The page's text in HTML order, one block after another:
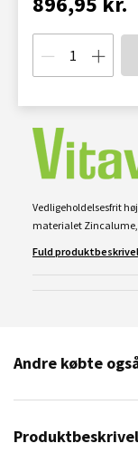
Vedligeholdelsesfrit
materialet Zincalume,
Fuld
Andre købte